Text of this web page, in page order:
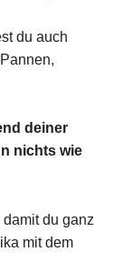
du auch
deiner
nichts wie
du ganz
mit dem